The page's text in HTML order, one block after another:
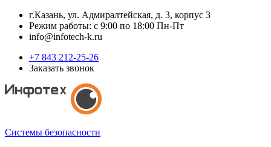
г.Казань, ул. Адмиралтейская, д. 3, корпус 3
Режим работы: с 9:00 по 18:00 Пн-Пт
info@infotech-k.ru
+7 843 212-25-26
Заказать звонок
Системы безопасности